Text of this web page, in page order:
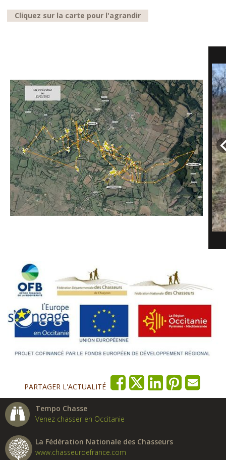
Cliquez sur la carte pour l'agrandir
PARTAGER L'ACTUALITÉ
Tempo Chasse
Venez chasser en Occitanie
La Fédération Nationale des Chasseurs
www.chasseurdefrance.com